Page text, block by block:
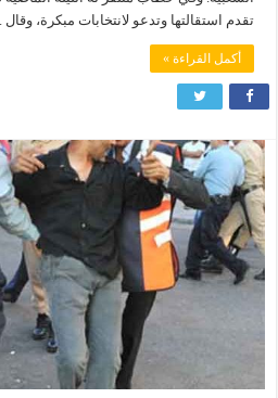
تقدم استقالتها وتدعو لانتخابات مبكرة، وقال ...
أكمل القراءة »